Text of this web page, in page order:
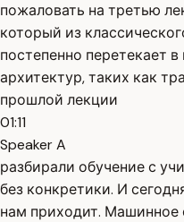
пожаловать на третью
который из
постепенно перетекает
архитектур, таких как
прошлой лекции
01:11
Speaker A
разбирали обучение с
без конкретики. И
нам приходит. Машинное